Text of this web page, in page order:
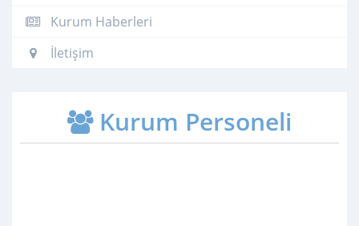
Kurum Haberleri
İletişim
Kurum Personeli